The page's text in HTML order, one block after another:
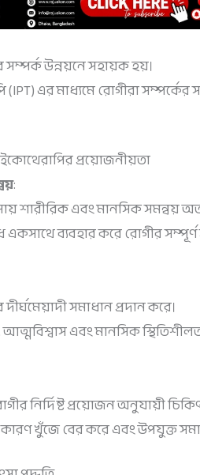
উন্নয়নে সহায়ক হয়।
(IPT) এর মাধ্যমে রোগীরা সম্পর্কের
প্রয়োজনীয়তা
:
শারীরিক এবং মানসিক সমন্বয়
ব্যবহার করে রোগীর
সমাধান প্রদান করে।
এবং মানসিক
নির্দিষ্ট প্রয়োজন অনুযায়ী
খুঁজে বের করে এবং উপযুক্ত